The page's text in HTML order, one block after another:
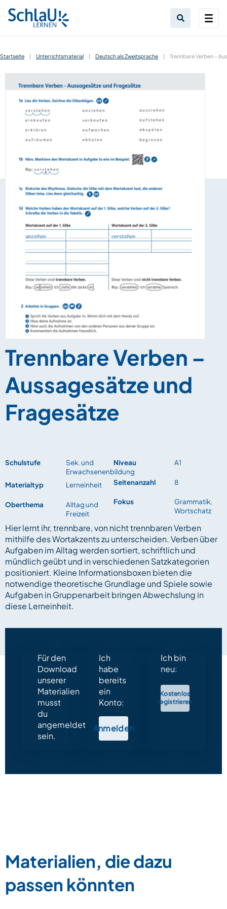
Startseite | Unterrichtsmaterial | Deutsch als Zweitsprache | Trennbare Verben –
Trennbare Verben –
Aussagesätze und
Fragesätze
Schulstufe
Sek. und
Erwachsenenbildung
Materialtyp
Lerneinheit
Oberthema
Alltag und
Freizeit
Niveau A1
Seitenanzahl 8
Fokus
Grammatik,
Wortschatz
Hier lernt ihr, trennbare, von nicht trennbaren Verben
mithilfe des Wortakzents zu unterscheiden. Verben über
Aufgaben im Alltag werden sortiert, schriftlich und
mündlich geübt und in verschiedenen Satzkategorien
positioniert. Kleine Informationsboxen bieten die
notwendige theoretische Grundlage und Spiele sowie
Aufgaben in Gruppenarbeit bringen Abwechslung in
diese Lerneinheit.
Für den
Download
unserer
Materialien
musst
du
angemeldet
sein.
Ich
habe
bereits
ein
Konto:
Anmelden
Ich bin
neu:
Kostenlos
registrieren
Materialien, die dazu
passen könnten